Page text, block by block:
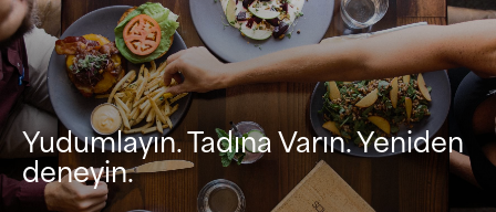
Yudumlayın. Tadına Varın. Yeniden
deneyin.